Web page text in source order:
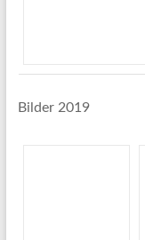
Bilder 2019